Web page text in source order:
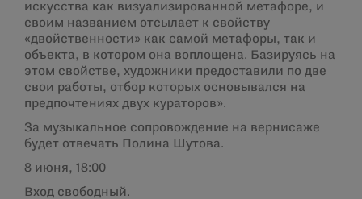
искусства как визуализированной метафоре, и
своим названием отсылает к свойству
«двойственности» как самой метафоры, так и
объекта, в котором она воплощена. Базируясь на
этом свойстве, художники предоставили по две
свои работы, отбор которых основывался на
предпочтениях двух кураторов».
За музыкальное сопровождение на вернисаже
будет отвечать Полина Шутова.
8 июня, 1 8:00
Вход свободный.